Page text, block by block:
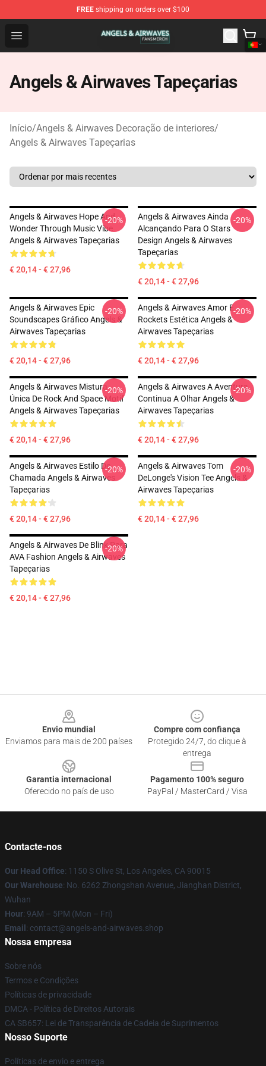
FREE shipping on orders over $100
Open menu
Angels & Airwaves Shop - Official Angels & Airwaves
Angels & Airwaves Tapeçarias
Início/Angels & Airwaves Decoração de interiores/
Angels & Airwaves Tapeçarias
Angels & Airwaves Hope And
Wonder Through Music Vibe
Angels & Airwaves Tapeçarias
€ 20,14 - € 27,96
-20%
Angels & Airwaves Ainda
Alcançando Para O Stars
Design Angels & Airwaves
Tapeçarias
€ 20,14 - € 27,96
-20%
Angels & Airwaves Epic
Soundscapes Gráfico Angels &
Airwaves Tapeçarias
€ 20,14 - € 27,96
-20%
Angels & Airwaves Amor E
Rockets Estética Angels &
Airwaves Tapeçarias
€ 20,14 - € 27,96
-20%
Angels & Airwaves Mistura
Única De Rock And Space Motif
Angels & Airwaves Tapeçarias
€ 20,14 - € 27,96
-20%
Angels & Airwaves A Aventura
Continua A Olhar Angels &
Airwaves Tapeçarias
€ 20,14 - € 27,96
-20%
Angels & Airwaves Estilo De
Chamada Angels & Airwaves
Tapeçarias
€ 20,14 - € 27,96
-20%
Angels & Airwaves Tom
DeLonge's Vision Tee Angels &
Airwaves Tapeçarias
€ 20,14 - € 27,96
-20%
Angels & Airwaves De Blink Para
AVA Fashion Angels & Airwaves
Tapeçarias
€ 20,14 - € 27,96
-20%
Envio mundial
Enviamos para mais de 200 países
Compre com confiança
Protegido 24/7, do clique à
entrega
Garantia internacional
Oferecido no país de uso
Pagamento 100% seguro
PayPal / MasterCard / Visa
Contacte-nos
Our Head Office: 1150 S Olive St, Los Angeles, CA 90015
Our Warehouse: No. 6262 Zhongshan Avenue, Jianghan District,
Wuhan
Hour: 9AM – 5PM (Mon – Fri)
Email : contact@angels-and-airwaves.shop
Nossa empresa
Sobre nós
Termos e Condições
Políticas de privacidade
DMCA - Política de Direitos Autorais
CA SB657: Lei de Transparência de Cadeia de Suprimentos
Nosso Suporte
Políticas de envio e entrega